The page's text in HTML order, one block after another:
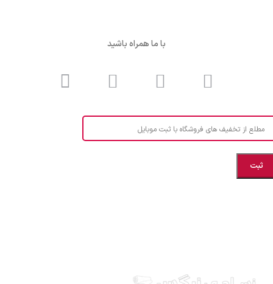
با ما همراه باشید
مطلع از تخفیف های فروشگاه با ثبت موبایل